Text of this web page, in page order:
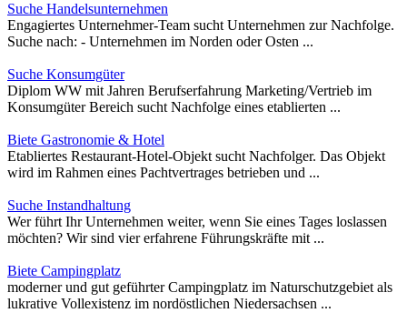
Suche Handelsunternehmen
Engagiertes Unternehmer-Team sucht Unternehmen zur Nachfolge.
Suche nach: - Unternehmen im Norden oder Osten ...
Suche Konsumgüter
Diplom WW mit Jahren Berufserfahrung Marketing/Vertrieb im
Konsumgüter Bereich sucht Nachfolge eines etablierten ...
Biete Gastronomie & Hotel
Etabliertes Restaurant-Hotel-Objekt sucht Nachfolger. Das Objekt
wird im Rahmen eines Pachtvertrages betrieben und ...
Suche Instandhaltung
Wer führt Ihr Unternehmen weiter, wenn Sie eines Tages loslassen
möchten? Wir sind vier erfahrene Führungskräfte mit ...
Biete Campingplatz
moderner und gut geführter Campingplatz im Naturschutzgebiet als
lukrative Vollexistenz im nordöstlichen Niedersachsen ...